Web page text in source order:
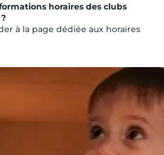
horaires des clubs
à la page dédiée aux horaires